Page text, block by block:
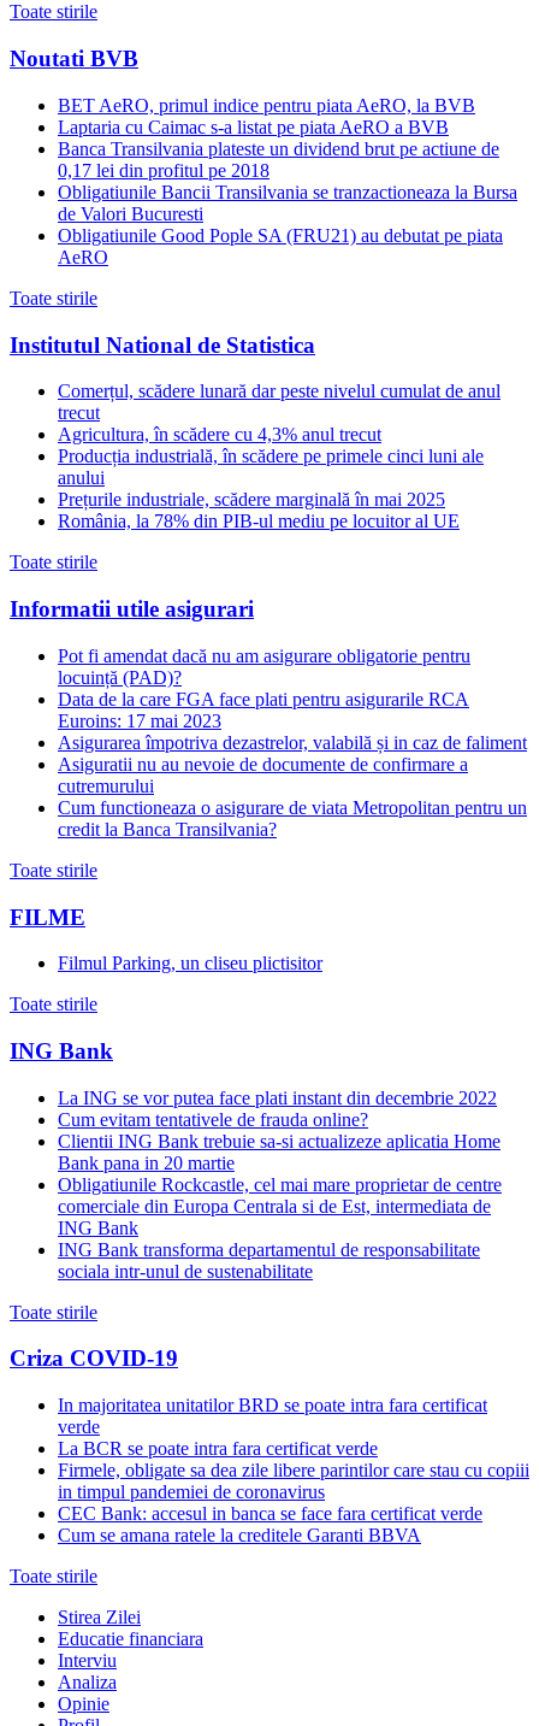
Toate stirile
Noutati BVB
BET AeRO, primul indice pentru piata AeRO, la BVB
Laptaria cu Caimac s-a listat pe piata AeRO a BVB
Banca Transilvania plateste un dividend brut pe actiune de
0,17 lei din profitul pe 2018
Obligatiunile Bancii Transilvania se tranzactioneaza la Bursa
de Valori Bucuresti
Obligatiunile Good Pople SA (FRU21) au debutat pe piata
AeRO
Toate stirile
Institutul National de Statistica
Comerțul, scădere lunară dar peste nivelul cumulat de anul
trecut
Agricultura, în scădere cu 4,3% anul trecut
Producția industrială, în scădere pe primele cinci luni ale
anului
Prețurile industriale, scădere marginală în mai 2025
România, la 78% din PIB-ul mediu pe locuitor al UE
Toate stirile
Informatii utile asigurari
Pot fi amendat dacă nu am asigurare obligatorie pentru
locuință (PAD)?
Data de la care FGA face plati pentru asigurarile RCA
Euroins: 17 mai 2023
Asigurarea împotriva dezastrelor, valabilă și in caz de faliment
Asiguratii nu au nevoie de documente de confirmare a
cutremurului
Cum functioneaza o asigurare de viata Metropolitan pentru un
credit la Banca Transilvania?
Toate stirile
FILME
Filmul Parking, un cliseu plictisitor
Toate stirile
ING Bank
La ING se vor putea face plati instant din decembrie 2022
Cum evitam tentativele de frauda online?
Clientii ING Bank trebuie sa-si actualizeze aplicatia Home
Bank pana in 20 martie
Obligatiunile Rockcastle, cel mai mare proprietar de centre
comerciale din Europa Centrala si de Est, intermediata de
ING Bank
ING Bank transforma departamentul de responsabilitate
sociala intr-unul de sustenabilitate
Toate stirile
Criza COVID-19
In majoritatea unitatilor BRD se poate intra fara certificat
verde
La BCR se poate intra fara certificat verde
Firmele, obligate sa dea zile libere parintilor care stau cu copiii
in timpul pandemiei de coronavirus
CEC Bank: accesul in banca se face fara certificat verde
Cum se amana ratele la creditele Garanti BBVA
Toate stirile
Stirea Zilei
Educatie financiara
Interviu
Analiza
Opinie